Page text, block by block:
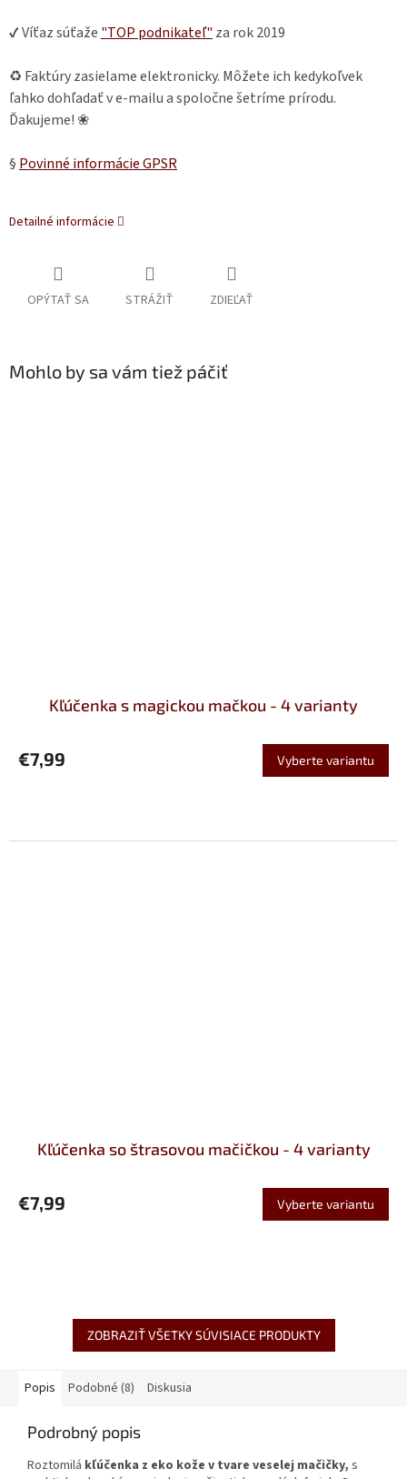
✔ Víťaz súťaže "TOP podnikateľ" za rok 2019
♻ Faktúry zasielame elektronicky. Môžete ich kedykoľvek
ľahko dohľadať v e-mailu a spoločne šetríme prírodu.
Ďakujeme! ❀
§ Povinné informácie GPSR
Detailné informácie
OPÝTAŤ SA STRÁŽIŤ ZDIEĽAŤ
Mohlo by sa vám tiež páčiť
Kľúčenka s magickou mačkou - 4 varianty
€7,99 Vyberte variantu
Kľúčenka so štrasovou mačičkou - 4 varianty
€7,99 Vyberte variantu
ZOBRAZIŤ VŠETKY SÚVISIACE PRODUKTY
Popis Podobné (8) Diskusia
Podrobný popis
Roztomilá kľúčenka z eko kože v tvare veselej mačičky, s